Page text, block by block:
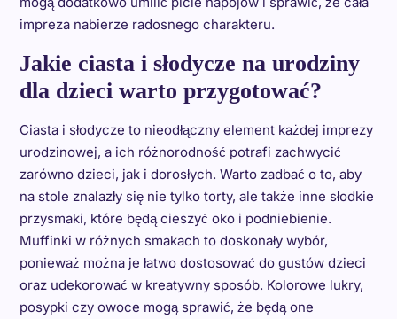
impreza nabierze radosnego charakteru.
Jakie ciasta i słodycze na urodziny
dla dzieci warto przygotować?
Ciasta i słodycze to nieodłączny element każdej imprezy
urodzinowej, a ich różnorodność potrafi zachwycić
zarówno dzieci, jak i dorosłych. Warto zadbać o to, aby
na stole znalazły się nie tylko torty, ale także inne słodkie
przysmaki, które będą cieszyć oko i podniebienie.
Muffinki w różnych smakach to doskonały wybór,
ponieważ można je łatwo dostosować do gustów dzieci
oraz udekorować w kreatywny sposób. Kolorowe lukry,
posypki czy owoce mogą sprawić, że będą one